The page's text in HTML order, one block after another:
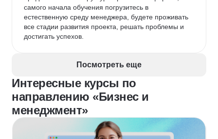
самого начала обучения погрузитесь в
естественную среду менеджера, будете проживать
все стадии развития проекта, решать проблемы и
достигать успехов.
Посмотреть еще
Интересные курсы по
направлению «Бизнес и
менеджмент»